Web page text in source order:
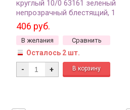
круглый 10/0 63161 зеленый
непрозрачный блестящий, 1
сорт, 50г
406 руб.
В желания Сравнить
Осталось 2 шт.
- +